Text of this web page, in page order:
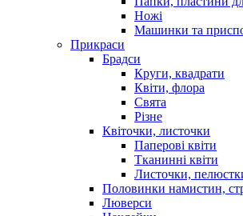
Ножі
Машинки та
Прикраси
Брадси
Круги, квадрати
Квіти, флора
Свята
Різне
Квіточки, листочки
Паперові квіти
Тканинні квіти
Листочки,
Половинки намистин,
Люверси